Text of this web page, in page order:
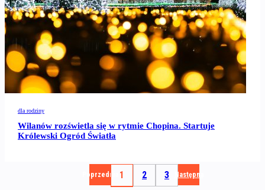
dla rodziny
Wilanów rozświetla się w rytmie Chopina. Startuje
Królewski Ogród Światła
Poprzednia 1 2 3 Następna